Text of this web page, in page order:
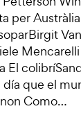
per
Mencarelli
El
que el
Como…